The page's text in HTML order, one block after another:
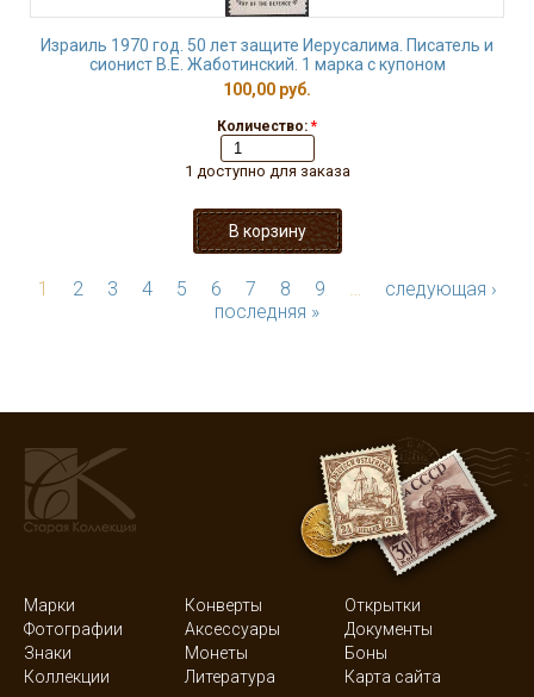
Израиль 1970 год. 50 лет защите Иерусалима. Писатель и
сионист В.Е. Жаботинский. 1 марка с купоном
100,00 руб.
Количество: *
1 доступно для заказа
1 2 3 4 5 6 7 8 9 …
следующая ›
последняя »
Марки Конверты
Открытки
Фотографии
Аксессуары
Документы
Знаки
Монеты
Боны
Коллекции
Литература Карта сайта